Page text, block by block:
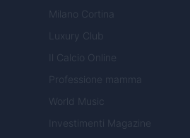
Milano Cortina
Luxury Club
Il Calcio Online
Professione mamma
World Music
Investimenti Magazine